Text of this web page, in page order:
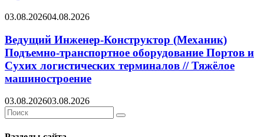
03.08.202604.08.2026
Ведущий Инженер-Конструктор (Механик)
Подъемно-транспортное оборудование Портов и
Сухих логистических терминалов // Тяжёлое
машиностроение
03.08.202603.08.2026
Search
for:
Search